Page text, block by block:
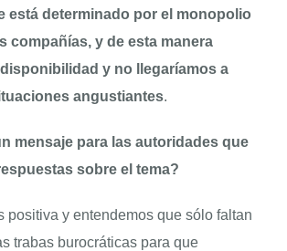
está determinado por el monopolio
compañías, y de esta manera
y no llegaríamos a
angustiantes.
mensaje para las autoridades que
sobre el tema?
positiva y entendemos que sólo faltan
trabas burocráticas para que